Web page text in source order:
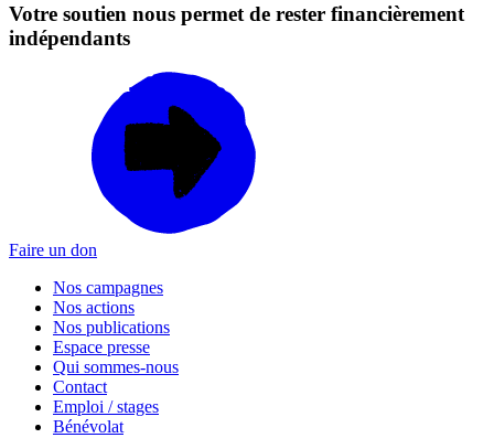
Votre soutien nous permet de rester financièrement
indépendants
Faire un don
Nos campagnes
Nos actions
Nos publications
Espace presse
Qui sommes-nous
Contact
Emploi / stages
Bénévolat